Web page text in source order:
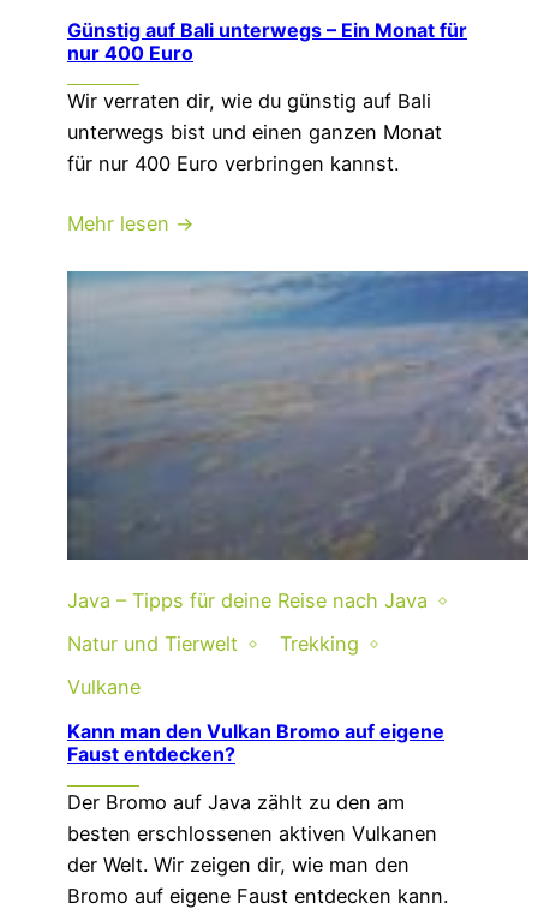
Günstig auf Bali unterwegs – Ein Monat für
nur 400 Euro
Wir verraten dir, wie du günstig auf Bali
unterwegs bist und einen ganzen Monat
für nur 400 Euro verbringen kannst.
Mehr lesen →
Java – Tipps für deine Reise nach Java
Natur und Tierwelt
Trekking
Vulkane
Kann man den Vulkan Bromo auf eigene
Faust entdecken?
Der Bromo auf Java zählt zu den am
besten erschlossenen aktiven Vulkanen
der Welt. Wir zeigen dir, wie man den
Bromo auf eigene Faust entdecken kann.